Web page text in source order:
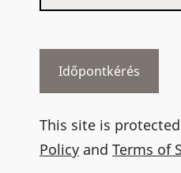
This site is
Policy and Terms of